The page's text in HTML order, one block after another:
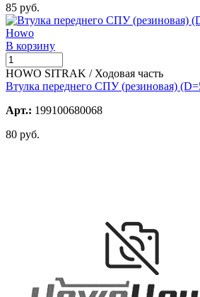
85 руб.
В корзину
HOWO SITRAK / Ходовая часть
Втулка переднего СПУ (резиновая)
Арт.: 199100680068
80 руб.